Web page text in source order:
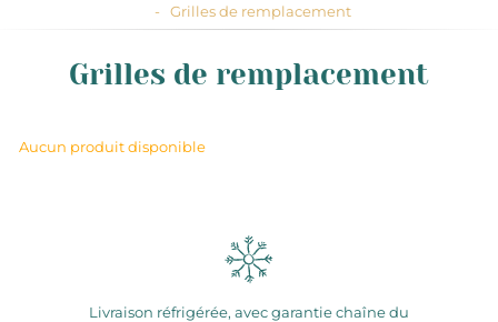
Grilles de remplacement
Grilles de remplacement
Aucun produit disponible
Livraison réfrigérée, avec garantie chaîne du